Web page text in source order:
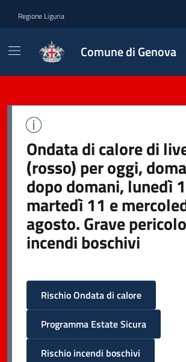
Regione Liguria
Comune di Genova
Ondata di calore di
(rosso) per oggi,
dopo domani, lunedì
martedì 11 e
agosto. Grave
incendi boschivi
Rischio Ondata di calore
Programma Estate Sicura
Rischio incendi boschivi